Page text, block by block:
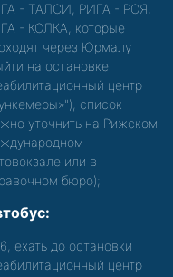
- ТАЛСИ, РИГА - РОЯ,
- КОЛКА, которые
через Юрмалу
на остановке
центр
список
уточнить на Рижском
или в
бюро);
, ехать до остановки
центр